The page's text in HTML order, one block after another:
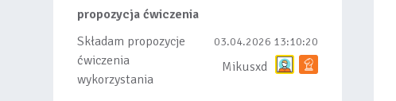
propozycja ćwiczenia
Składam propozycje
ćwiczenia
wykorzystania
03.04.2026 13:10:20
Mikusxd